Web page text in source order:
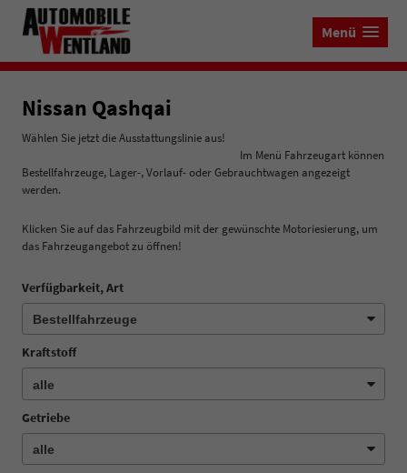
Menü
Nissan Qashqai
Wählen Sie jetzt die Ausstattungslinie aus!
Im Menü Fahrzeugart können
Bestellfahrzeuge, Lager-, Vorlauf- oder Gebrauchtwagen angezeigt
werden.
Klicken Sie auf das Fahrzeugbild mit der gewünschte Motoriesierung, um
das Fahrzeugangebot zu öffnen!
Verfügbarkeit, Art
Kraftstoff
Getriebe